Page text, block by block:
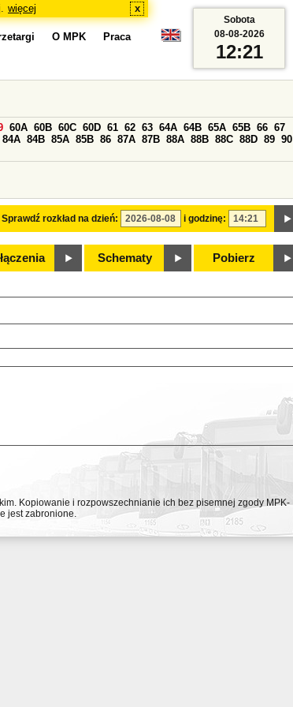
więcej x
O MPK Praca
Sprawdź rozkład na dzień: i godzinę:
60A 60B 60C 60D 61 62 63 64A 64B 65A 65B 66 67
84A 84B 85A 85B 86 87A 87B 88A 88B 88C 88D 89 90
Schematy Pobierz
Sobota
08-08-2026
12:21
Kopiowanie i rozpowszechnianie ich bez pisemnej zgody MPK-
jest zabronione.